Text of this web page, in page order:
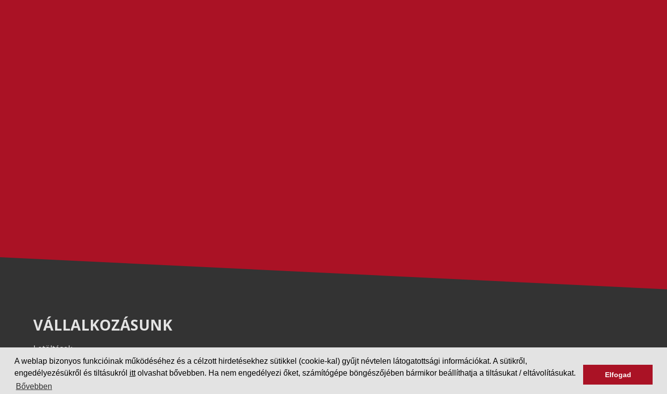
A weblap bizonyos funkcióinak működéséhez és a célzott hirdetésekhez sütikkel (cookie-kal) gyűjt névtelen látogatottsági információkat. A sütikről,
engedélyezésükről és tiltásukról ittolvashat bővebben. Ha nem engedélyezi őket, számítógépe böngészőjében bármikor beállíthatja a tiltásukat / eltávolításukat.
Bővebben
Elfogad
VÁLLALKOZÁSUNK
Letöltések
Adatvédelem
Impresszum